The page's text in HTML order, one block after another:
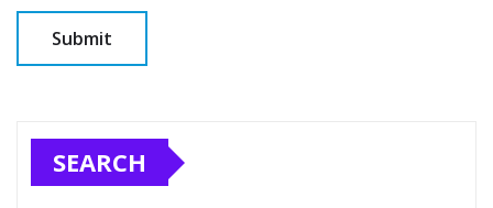
SEARCH